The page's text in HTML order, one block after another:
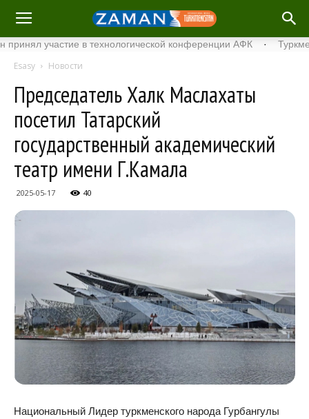
участие в технологической конференции АФК ·
Esasy Новости
Председатель Халк Маслахаты
посетил Татарский
государственный академический
театр имени Г.Камала
2025-05-17 40
Национальный Лидер туркменского народа Гурбангулы